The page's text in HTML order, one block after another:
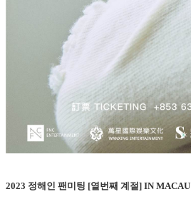
2023 정해인 팬미팅 [열번째 계절 ] IN MACAU